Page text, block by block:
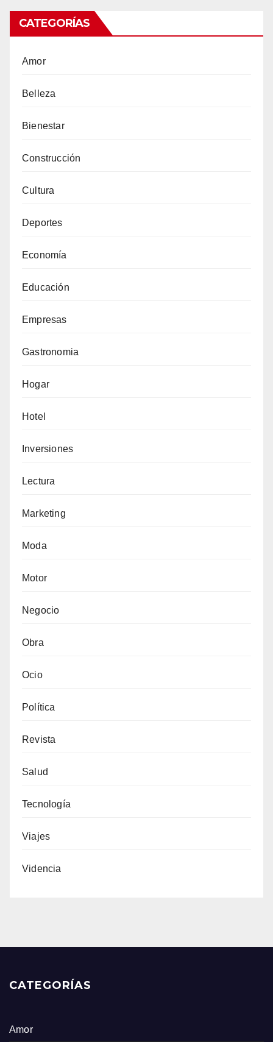
CATEGORÍAS
Amor
Belleza
Bienestar
Construcción
Cultura
Deportes
Economía
Educación
Empresas
Gastronomia
Hogar
Hotel
Inversiones
Lectura
Marketing
Moda
Motor
Negocio
Obra
Ocio
Política
Revista
Salud
Tecnología
Viajes
Videncia
CATEGORÍAS
Amor